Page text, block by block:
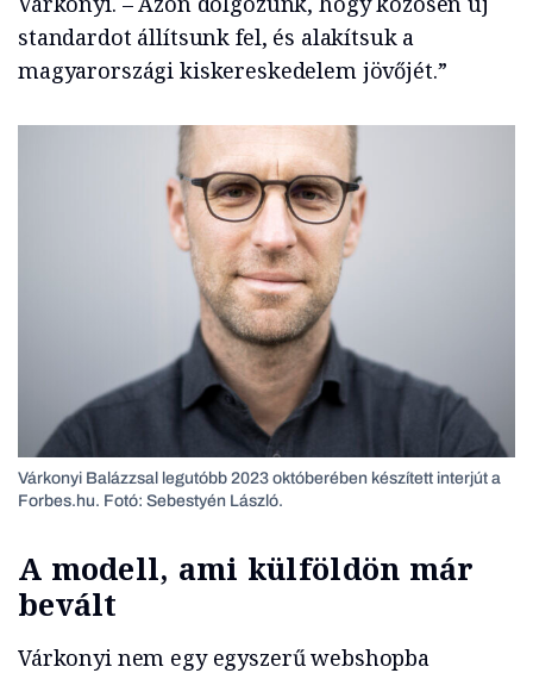
standardot állítsunk fel, és alakítsuk a
magyarországi kiskereskedelem jövőjét.”
Várkonyi Balázzsal legutóbb 2023 októberében készített interjút a
Forbes.hu. Fotó: Sebestyén László.
A modell, ami külföldön már
bevált
Várkonyi nem egy egyszerű webshopba